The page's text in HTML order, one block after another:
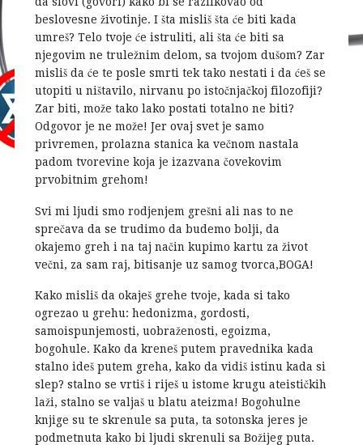
beslovesne životinje. I šta misliš šta će biti kada
umreš? Telo tvoje će istruliti, ali šta će biti sa
njegovim ne truležnim delom, sa tvojom dušom? Zar
misliš da će te posle smrti tek tako nestati i da ćeš se
utopiti u ništavilo, nirvanu po istočnjačkoj filozofiji?
Zar biti, može tako lako postati totalno ne biti?
Odgovor je ne može! Jer ovaj svet je samo
privremen, prolazna stanica ka večnom nastala
padom tvorevine koja je izazvana čovekovim
prvobitnim grehom!
Svi mi ljudi smo rodjenjem grešni ali nas to ne
sprečava da se trudimo da budemo bolji, da
okajemo greh i na taj način kupimo kartu za život
večni, za sam raj, bitisanje uz samog tvorca,BOGA!
Kako misliš da okaješ grehe tvoje, kada si tako
ogrezao u grehu: hedonizma, gordosti,
samoispunjemosti, uobraženosti, egoizma,
bogohule. Kako da kreneš putem pravednika kada
stalno ideš putem greha, kako da vidiš istinu kada si
slep? stalno se vrtiš i riješ u istome krugu ateističkih
laži, stalno se valjaš u blatu ateizma! Bogohulne
knjige su te skrenule sa puta, ta sotonska jeres je
podmetnuta kako bi ljudi skrenuli sa Božijeg puta.